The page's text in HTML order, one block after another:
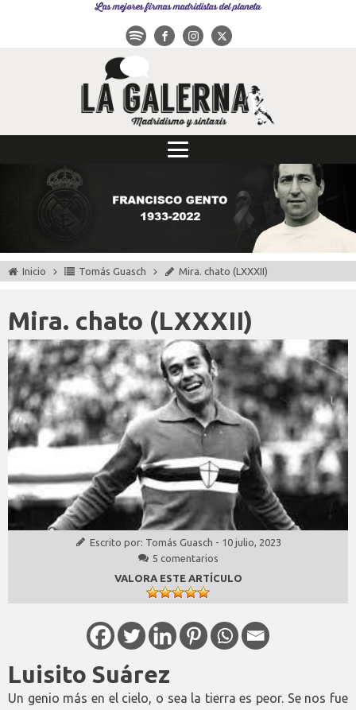
Las mejores firmas madridistas del planeta
Inicio Tomás Guasch Mira. chato (LXXXII)
Mira. chato (LXXXII)
Escrito por: Tomás Guasch - 10 julio, 2023
5 comentarios
VALORA ESTE ARTÍCULO
Luisito Suárez
Un genio más en el cielo, o sea la tierra es peor. Se nos fue